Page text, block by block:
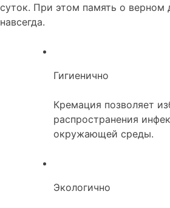
суток. При этом память о верном
навсегда.
Гигиенично
Кремация позволяет
распространения
окружающей среды.
Экологично